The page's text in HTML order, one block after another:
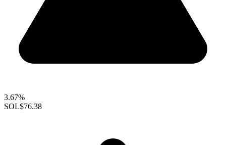
3.67%
SOL$76.38